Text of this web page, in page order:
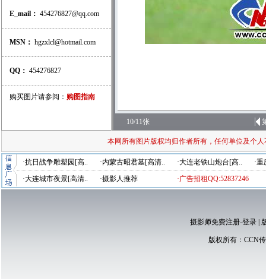
E_mail： 454276827@qq.com
MSN： hgzxlcl@hotmail.com
QQ： 454276827
购买图片请参阅： 购图指南
10/11张
本网所有图片版权均归作者所有，任何单位及个
·抗日战争雕塑园[高.. ·内蒙古昭君墓[高清.. ·大连老铁山炮台[高..
·
·大连城市夜景[高清..
·摄影人推荐 ·广告招租QQ:52837246
摄影师免费注册-登录|
版权所有： CCN